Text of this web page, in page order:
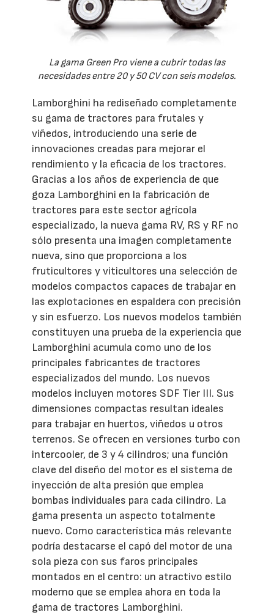
La gama Green Pro viene a cubrir todas las
necesidades entre 20 y 50 CV con seis modelos.
Lamborghini ha rediseñado completamente
su gama de tractores para frutales y
viñedos, introduciendo una serie de
innovaciones creadas para mejorar el
rendimiento y la eficacia de los tractores.
Gracias a los años de experiencia de que
goza Lamborghini en la fabricación de
tractores para este sector agrícola
especializado, la nueva gama RV, RS y RF no
sólo presenta una imagen completamente
nueva, sino que proporciona a los
fruticultores y viticultores una selección de
modelos compactos capaces de trabajar en
las explotaciones en espaldera con precisión
y sin esfuerzo. Los nuevos modelos también
constituyen una prueba de la experiencia que
Lamborghini acumula como uno de los
principales fabricantes de tractores
especializados del mundo. Los nuevos
modelos incluyen motores SDF Tier III. Sus
dimensiones compactas resultan ideales
para trabajar en huertos, viñedos u otros
terrenos. Se ofrecen en versiones turbo con
intercooler, de 3 y 4 cilindros; una función
clave del diseño del motor es el sistema de
inyección de alta presión que emplea
bombas individuales para cada cilindro. La
gama presenta un aspecto totalmente
nuevo. Como característica más relevante
podría destacarse el capó del motor de una
sola pieza con sus faros principales
montados en el centro: un atractivo estilo
moderno que se emplea ahora en toda la
gama de tractores Lamborghini.